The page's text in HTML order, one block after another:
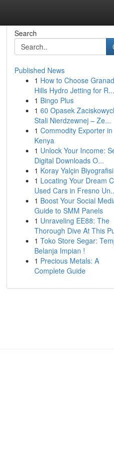
Search
Published News
1 How to Choose
Hills Hydro Jetting for R...
1 Bingo Plus
1 60 Opasek
Stali Nierdzewnej – Ze...
1 Commodity Exporter in
Kenya
1 Unlock Your Income:
Digital Downloads O...
1 Koray Yalçin Biyografisi
1 Locating Your Dream
Used Cars in Fresno
1 Boost Your Social
Guide to SMM Panels
1 Unraveling EE88: The
Thorough Dive At This
1 Toko Store Segar:
Belanja Impian !
1 Precious Metals: A
Complete Guide